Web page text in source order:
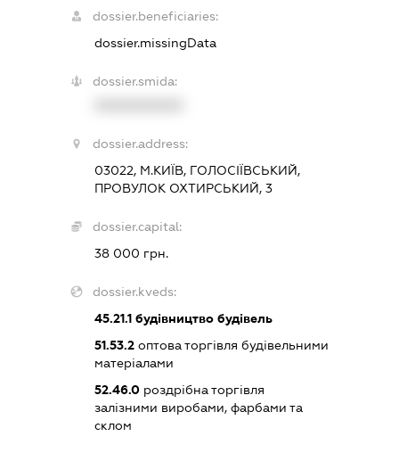
dossier.beneficiaries:
dossier.missingData
dossier.smida:
dossier.address:
03022, М.КИЇВ, ГОЛОСІЇВСЬКИЙ,
ПРОВУЛОК ОХТИРСЬКИЙ, 3
dossier.capital:
38 000 грн.
dossier.kveds:
45.21.1 будівництво будівель
51.53.2 оптова торгівля будівельними
матеріалами
52.46.0 роздрібна торгівля
залізними виробами, фарбами та
склом